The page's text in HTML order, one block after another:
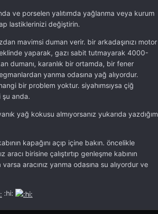
ve porselen yalıtımda yağlanma veya kurum
lastiklerinizi değiştirin.
mavimsi duman verir. bir arkadaşınızı motor
yaparak, gazı sabit tutmayarak 4000-
dumanı, karanlık bir ortamda, bir fener
yanma odasına yağ alıyordur.
bir problem yoktur. siyahımsıysa çiğ
şu anda.
yağ kokusu almıyorsanız yukarıda yazdığım
kapağını açıp içine bakın. öncelikle
birisine çalıştırtıp genleşme kabının
aracınız yanma odasına su alıyordur ve
:hi: